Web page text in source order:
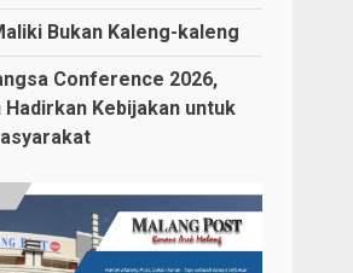
Bukan Kaleng-kaleng
Conference 2026,
Hadirkan Kebijakan untuk